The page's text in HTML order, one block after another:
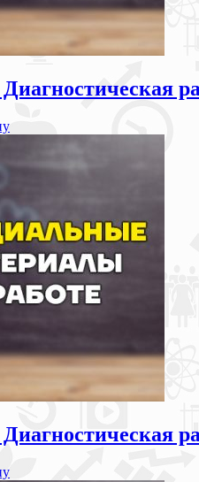
Диагностическая
Диагностическая